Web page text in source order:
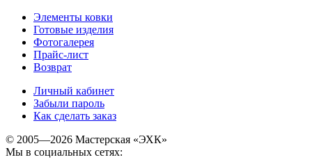
Элементы ковки
Готовые изделия
Фотогалерея
Прайс-лист
Возврат
Личный кабинет
Забыли пароль
Как сделать заказ
© 2005—2026 Мастерская «ЭХК»
Мы в социальных сетях: